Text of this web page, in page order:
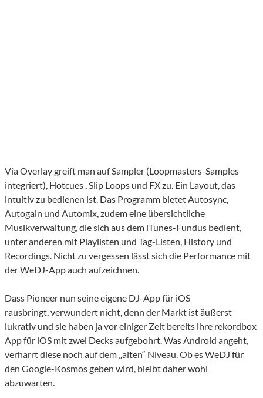
Via Overlay greift man auf Sampler (Loopmasters-Samples
integriert), Hotcues , Slip Loops und FX zu. Ein Layout, das
intuitiv zu bedienen ist. Das Programm bietet Autosync,
Autogain und Automix, zudem eine übersichtliche
Musikverwaltung, die sich aus dem iTunes-Fundus bedient,
unter anderen mit Playlisten und Tag-Listen, History und
Recordings. Nicht zu vergessen lässt sich die Performance mit
der WeDJ-App auch aufzeichnen.
Dass Pioneer nun seine eigene DJ-App für iOS
rausbringt, verwundert nicht, denn der Markt ist äußerst
lukrativ und sie haben ja vor einiger Zeit bereits ihre rekordbox
App für iOS mit zwei Decks aufgebohrt. Was Android angeht,
verharrt diese noch auf dem „alten“ Niveau. Ob es WeDJ für
den Google-Kosmos geben wird, bleibt daher wohl
abzuwarten.